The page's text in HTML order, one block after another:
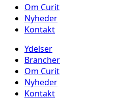
Om Curit
Nyheder
Kontakt
Ydelser
Brancher
Om Curit
Nyheder
Kontakt